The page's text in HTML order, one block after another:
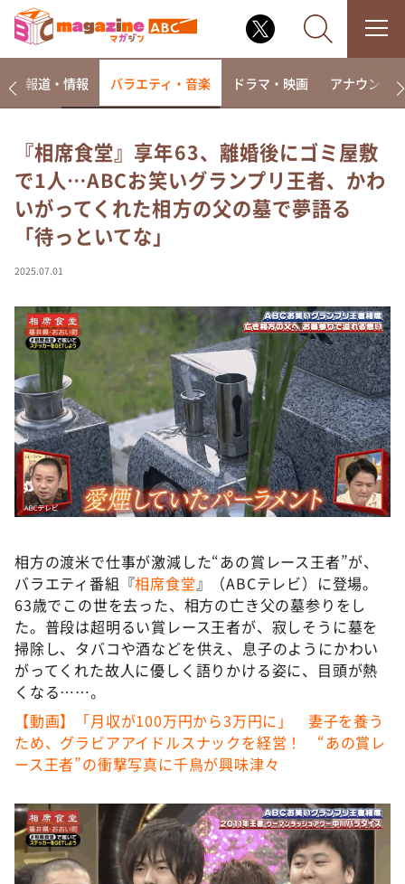
なるみ・岡村の過ぎるTV
相席食堂
これ余談なんですけど・・・
～人生密着トークバラエティ！～ やすとものいたっ
て真剣です
探偵！ナイトスクープ
news おかえり
河合＆A.B.C-Z塚田×福井アナ「なんでやねん！？」
（news おかえり）
DAIGOも台所 ～きょうの献立 何にする？～
本日はダイアンなり！シーズン２
朝だ！生です旅サラダ
教えて！ニュースライブ 正義のミカタ
新婚さんいらっしゃい！
ポツンと一軒家
ザキ山小屋本館
ぺこぱのまるスポ
アナ回覧板
報道・情報 バラエティ・音楽 ドラマ・映画 アナウンサー
『相席食堂』享年63、離婚後にゴミ屋敷
で1人…ABCお笑いグランプリ王者、かわ
いがってくれた相方の父の墓で夢語る
「待っといてな」
2025.07.01
相方の渡米で仕事が激減した“あの賞レース王者”が、
バラエティ番組『相席食堂』（ABCテレビ）に登場。
63歳でこの世を去った、相方の亡き父の墓参りをし
た。普段は超明るい賞レース王者が、寂しそうに墓を
掃除し、タバコや酒などを供え、息子のようにかわい
がってくれた故人に優しく語りかける姿に、目頭が熱
くなる……。
【動画】「月収が100万円から3万円に」 妻子を養う
ため、グラビアアイドルスナックを経営！ “あの賞レ
ース王者”の衝撃写真に千鳥が興味津々